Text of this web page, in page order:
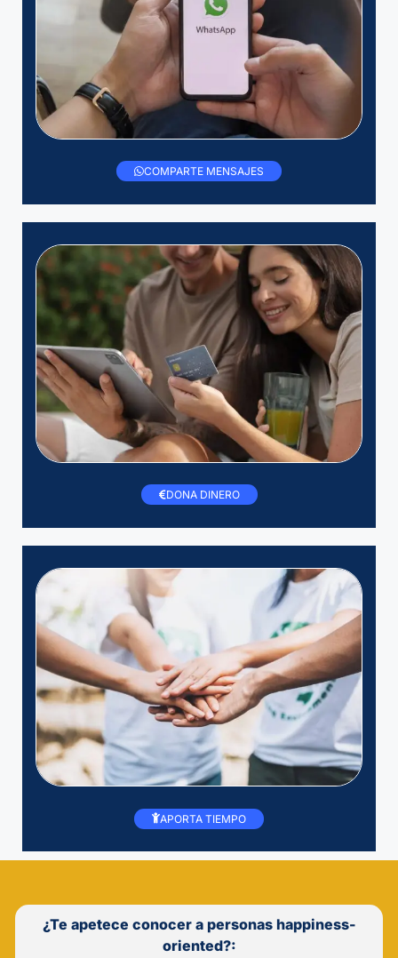
COMPARTE MENSAJES
DONA DINERO
APORTA TIEMPO
¿Te apetece conocer a personas happiness-
oriented?: